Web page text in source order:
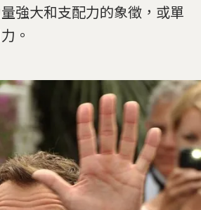
強大和支配力的象徵，或單
。